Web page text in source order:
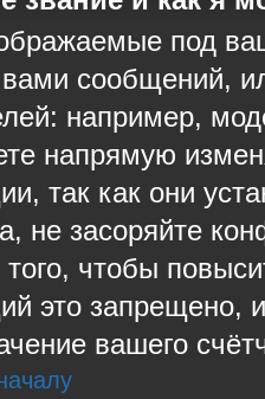
под
сообщений,
например,
напрямую
так как они
не засоряйте
того, чтобы
это запрещено,
вашего